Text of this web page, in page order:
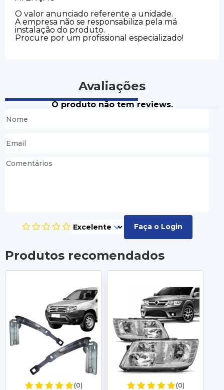
O valor anunciado referente a unidade.
A empresa não se responsabiliza pela má
instalação do produto.
Procure por um profissional especializado!
Avaliações
O produto não tem reviews.
Faça o Login
Produtos recomendados
(0) (0)